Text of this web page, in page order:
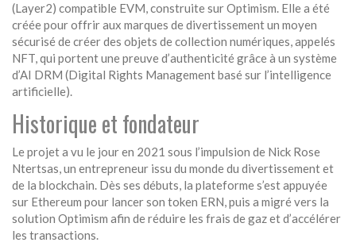
(Layer2) compatible EVM, construite surOptimism. Elle a été
créée pour offrir aux marques de divertissement un moyen
sécurisé de créer des objets de collection numériques, appelés
NFT, qui portent une preuve d’authenticité grâce à un système
d’AI DRM (Digital Rights Management basé sur l’intelligence
artificielle).
Historique et fondateur
Le projet a vu le jour en 2021 sous l’impulsion de Nick Rose
Ntertsas, un entrepreneur issu du monde du divertissement et
de la blockchain. Dès ses débuts, la plateforme s’est appuyée
sur Ethereum pour lancer son token ERN, puis a migré vers la
solution Optimism afin de réduire les frais de gaz et d’accélérer
les transactions.